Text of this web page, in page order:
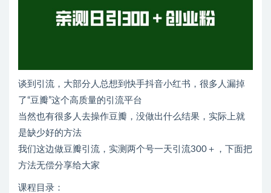
谈到引流，大部分人总想到快手抖音小红书，很多人漏掉
了“豆瓣”这个高质量的引流平台
当然也有很多人去操作豆瓣，没做出什么结果，实际上就
是缺少好的方法
我们这边做豆瓣引流，实测两个号一天引流300＋，下面把
方法无偿分享给大家
课程目录：